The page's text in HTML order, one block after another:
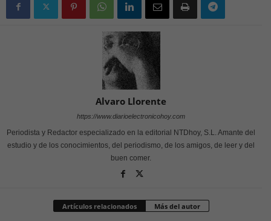
Alvaro Llorente
https://www.diarioelectronicohoy.com
Periodista y Redactor especializado en la editorial NTDhoy, S.L. Amante del
estudio y de los conocimientos, del periodismo, de los amigos, de leer y del
buen comer.
Artículos relacionados Más del autor